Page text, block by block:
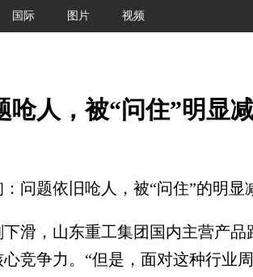
国际 图片 视频
呛人，被“问住”明显
题依旧呛人，被“问住”的明显
，山东重工集团国内主营产品
竞争力。“但是，面对这种行业